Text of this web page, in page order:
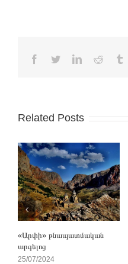
Facebook
TwitterLinkedinReddit
Related Posts
«Արփի» բնապատմական
արգելոց
25/07/2024